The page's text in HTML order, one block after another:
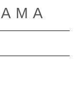
de navegación